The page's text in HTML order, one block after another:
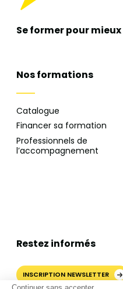
Se former pour mieux
Nos formations
Catalogue
Financer sa formation
Professionnels de
l’accompagnement
Restez informés
INSCRIPTION NEWSLETTER